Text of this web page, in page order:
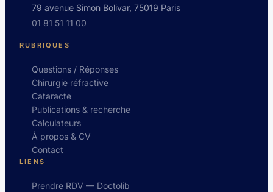
79 avenue Simon Bolivar, 75019 Paris
01 81 51 11 00
RUBRIQUES
Questions / Réponses
Chirurgie réfractive
Cataracte
Publications & recherche
Calculateurs
À propos & CV
Contact
LIENS
Prendre RDV — Doctolib